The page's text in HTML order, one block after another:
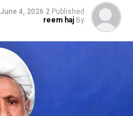
Published
2 months ago
June 4, 2026
By
reem haj